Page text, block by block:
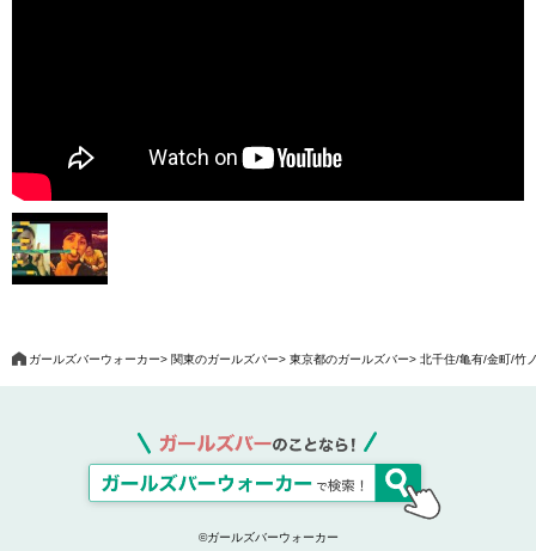
ガールズバーウォーカー 関東のガールズバー 東京都のガールズバー 北千住/亀有/金町/竹
©ガールズバーウォーカー